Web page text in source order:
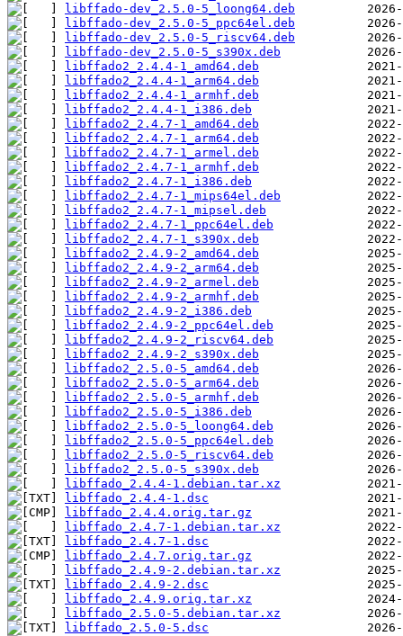
libffado-dev_2.5.0-5_loong64.deb
libffado-dev_2.5.0-5_ppc64el.deb
libffado-dev_2.5.0-5_riscv64.deb
libffado-dev_2.5.0-5_s390x.deb
libffado2_2.4.4-1_amd64.deb
libffado2_2.4.4-1_arm64.deb
libffado2_2.4.4-1_armhf.deb
libffado2_2.4.4-1_i386.deb
libffado2_2.4.7-1_amd64.deb
libffado2_2.4.7-1_arm64.deb
libffado2_2.4.7-1_armel.deb
libffado2_2.4.7-1_armhf.deb
libffado2_2.4.7-1_i386.deb
libffado2_2.4.7-1_mips64el.deb
libffado2_2.4.7-1_mipsel.deb
libffado2_2.4.7-1_ppc64el.deb
libffado2_2.4.7-1_s390x.deb
libffado2_2.4.9-2_amd64.deb
libffado2_2.4.9-2_arm64.deb
libffado2_2.4.9-2_armel.deb
libffado2_2.4.9-2_armhf.deb
libffado2_2.4.9-2_i386.deb
libffado2_2.4.9-2_ppc64el.deb
libffado2_2.4.9-2_riscv64.deb
libffado2_2.4.9-2_s390x.deb
libffado2_2.5.0-5_amd64.deb
libffado2_2.5.0-5_arm64.deb
libffado2_2.5.0-5_armhf.deb
libffado2_2.5.0-5_i386.deb
libffado2_2.5.0-5_loong64.deb
libffado2_2.5.0-5_ppc64el.deb
libffado2_2.5.0-5_riscv64.deb
libffado2_2.5.0-5_s390x.deb
libffado_2.4.4-1.debian.tar.xz
libffado_2.4.4-1.dsc
libffado_2.4.4.orig.tar.gz
libffado_2.4.7-1.debian.tar.xz
libffado_2.4.7-1.dsc
libffado_2.4.7.orig.tar.gz
libffado_2.4.9-2.debian.tar.xz
libffado_2.4.9-2.dsc
libffado_2.4.9.orig.tar.xz
libffado_2.5.0-5.debian.tar.xz
libffado_2.5.0-5.dsc